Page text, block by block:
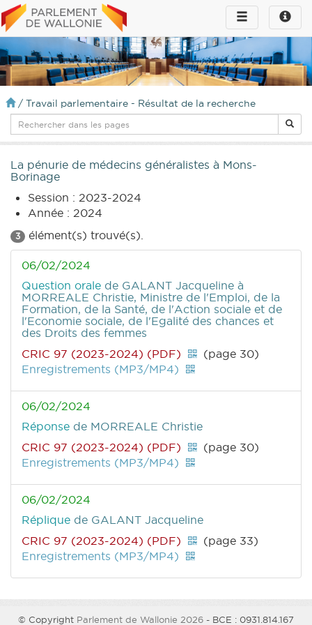
Toggle
infos
Toggle
navigation
/ Travail parlementaire - Résultat de la recherche
La pénurie de médecins généralistes à Mons-
Borinage
Session : 2023-2024
Année : 2024
3 élément(s) trouvé(s).
06/02/2024
Question orale de GALANT Jacqueline à
MORREALE Christie, Ministre de l'Emploi, de la
Formation, de la Santé, de l'Action sociale et de
l'Economie sociale, de l'Egalité des chances et
des Droits des femmes
CRIC 97 (2023-2024) (PDF)
(page 30)
Enregistrements (MP3/MP4)
06/02/2024
Réponse de MORREALE Christie
CRIC 97 (2023-2024) (PDF)
(page 30)
Enregistrements (MP3/MP4)
06/02/2024
Réplique de GALANT Jacqueline
CRIC 97 (2023-2024) (PDF)
(page 33)
Enregistrements (MP3/MP4)
© Copyright Parlement de Wallonie 2026 - BCE : 0931.814.167